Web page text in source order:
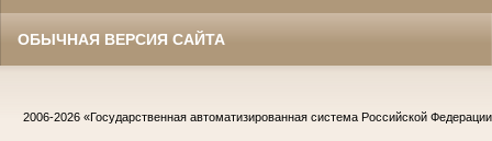
ОБЫЧНАЯ ВЕРСИЯ САЙТА
2006-2026 «Государственная автоматизированная система Российской